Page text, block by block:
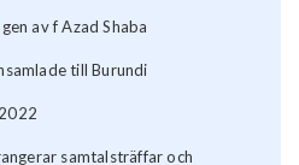
av f Azad Shaba
till Burundi
samtalsträffar och